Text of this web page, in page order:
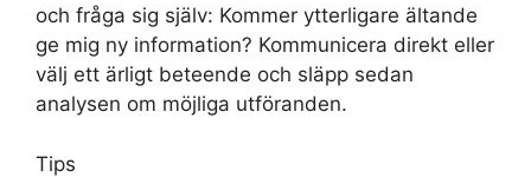
och fråga sig själv: Kommer ytterligare ältande
ge mig ny information? Kommunicera direkt eller
välj ett ärligt beteende och släpp sedan
analysen om möjliga utföranden.
Tips